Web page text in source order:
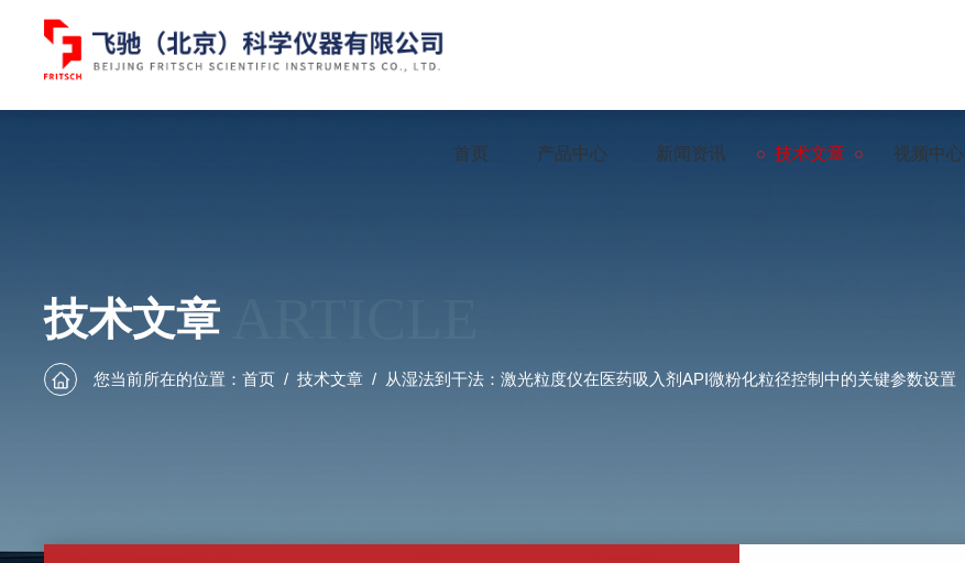
首页 产品中心 新闻资讯 技术文章 视频中心
技术文章
您当前所在的位置： 首页 / 技术文章 / 从湿法到干法：激光粒度仪在医药吸入剂API微粉化粒径控制中的关键参数设置